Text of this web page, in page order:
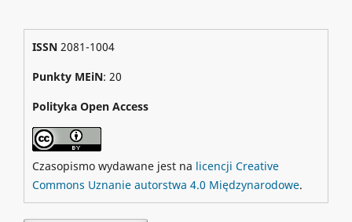
ISSN2081-1004
Punkty MEiN: 20
Polityka Open Access
Czasopismo wydawane jest na licencji Creative
Commons Uznanie autorstwa 4.0 Międzynarodowe.